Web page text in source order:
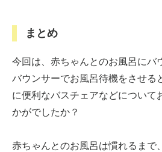
まとめ
今回は、赤ちゃんとのお風呂にバ
バウンサーでお風呂待機をさせる
に便利なバスチェアなどについて
かがでしたか？
赤ちゃんとのお風呂は慣れるまで